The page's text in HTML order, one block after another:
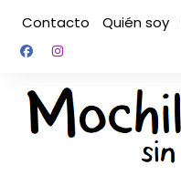
contenido
Contacto Quién soy